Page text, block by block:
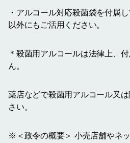
・アルコール対応殺菌袋を付属
以外にもご活用ください。
＊殺菌用アルコールは法律上、
ん。
薬店などで殺菌用アルコール又
さい。
※＜政令の概要＞ 小売店舗やネ